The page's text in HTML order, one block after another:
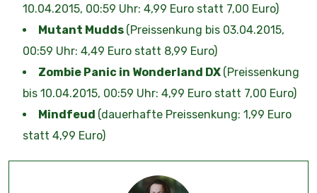
10.04.2015, 00:59 Uhr: 4,99 Euro statt 7,00 Euro)
Mutant Mudds (Preissenkung bis 03.04.2015,
00:59 Uhr: 4,49 Euro statt 8,99 Euro)
Zombie Panic in Wonderland DX (Preissenkung
bis 10.04.2015, 00:59 Uhr: 4,99 Euro statt 7,00 Euro)
Mindfeud (dauerhafte Preissenkung: 1,99 Euro
statt 4,99 Euro)